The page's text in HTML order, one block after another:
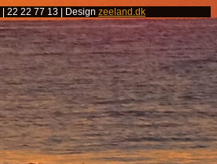
| 22 22 77 13 | Design zeeland.dk